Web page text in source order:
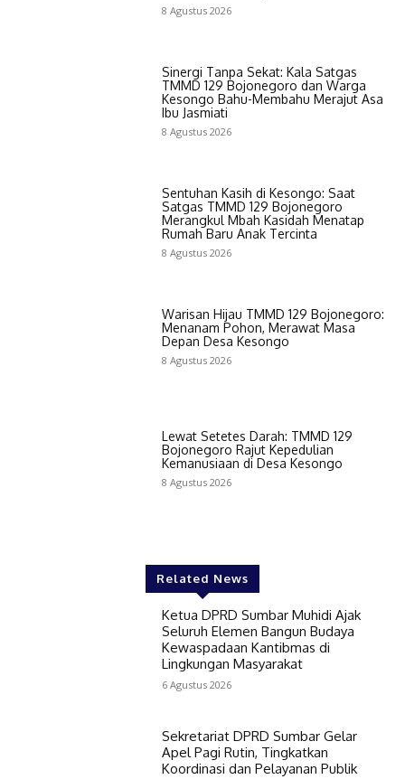
8 Agustus 2026
Sinergi Tanpa Sekat: Kala Satgas
TMMD 129 Bojonegoro dan Warga
Kesongo Bahu-Membahu Merajut Asa
Ibu Jasmiati
8 Agustus 2026
Sentuhan Kasih di Kesongo: Saat
Satgas TMMD 129 Bojonegoro
Merangkul Mbah Kasidah Menatap
Rumah Baru Anak Tercinta
8 Agustus 2026
Warisan Hijau TMMD 129 Bojonegoro:
Menanam Pohon, Merawat Masa
Depan Desa Kesongo
8 Agustus 2026
Lewat Setetes Darah: TMMD 129
Bojonegoro Rajut Kepedulian
Kemanusiaan di Desa Kesongo
8 Agustus 2026
Related News
Ketua DPRD Sumbar Muhidi Ajak
Seluruh Elemen Bangun Budaya
Kewaspadaan Kantibmas di
Lingkungan Masyarakat
6 Agustus 2026
Sekretariat DPRD Sumbar Gelar
Apel Pagi Rutin, Tingkatkan
Koordinasi dan Pelayanan Publik